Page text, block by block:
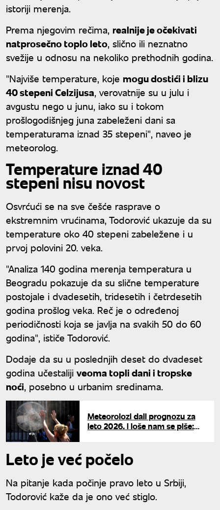
istoriji merenja.
Prema njegovim rečima, realnije je očekivati
natprosečno toplo leto, slično ili neznatno
svežije u odnosu na nekoliko prethodnih godina.
"Najviše temperature, koje mogu dostići i blizu
40 stepeni Celzijusa, verovatnije su u julu i
avgustu nego u junu, iako su i tokom
prošlogodišnjeg juna zabeleženi dani sa
temperaturama iznad 35 stepeni", naveo je
meteorolog.
Temperature iznad 40
stepeni nisu novost
Osvrćući se na sve češće rasprave o
ekstremnim vrućinama, Todorović ukazuje da su
temperature oko 40 stepeni zabeležene i u
prvoj polovini 20. veka.
"Analiza 140 godina merenja temperatura u
Beogradu pokazuje da su slične temperature
postojale i dvadesetih, tridesetih i četrdesetih
godina prošlog veka. Reč je o određenoj
periodičnosti koja se javlja na svakih 50 do 60
godina", ističe Todorović.
Dodaje da su u poslednjih deset do dvadeset
godina učestaliji veoma topli dani i tropske
noći, posebno u urbanim sredinama.
Meteorolozi dali prognozu za
leto 2026. i loše nam se piše:
Leto je već počelo
Na pitanje kada počinje pravo leto u Srbiji,
Todorović kaže da je ono već stiglo.